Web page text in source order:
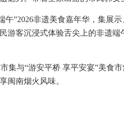
午”2026非遗美食嘉年华，集
游客沉浸式体验舌尖上的非遗
集与“游安平桥 享平安宴”美
闽南烟火风味。